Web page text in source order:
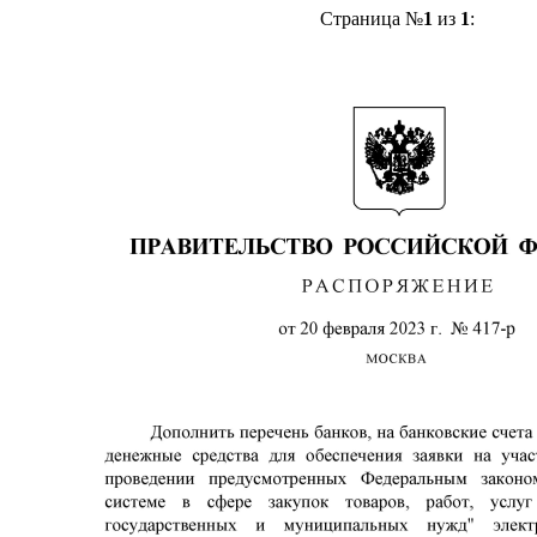
Страница №1 из 1: